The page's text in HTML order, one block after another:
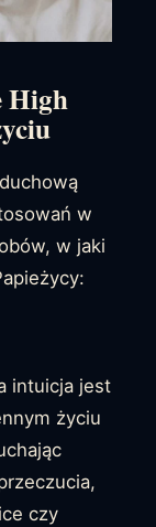
High
w
w jaki
intuicja jest
życiu
czy